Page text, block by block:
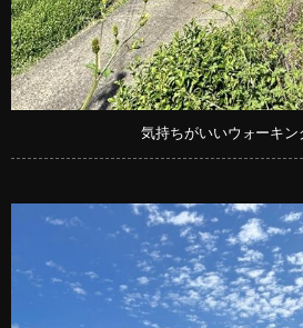
気持ちがいいウォーキン